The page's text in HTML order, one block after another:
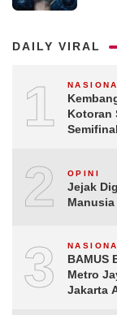
DAILY VIRAL
1
Kotoran
2 OPINI
Jejak
3
BAMUS
Metro
Jakarta